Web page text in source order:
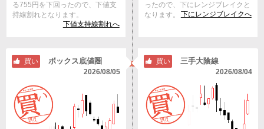
る755円を下回ったので、下値支
持線割れとなります。
下値支持線割れへ
ったので、下にレンジブレイクと
なります。
下にレンジブレイクへ
買い ボックス底値圏
2026/08/05
買い 三手大陰線
2026/08/04